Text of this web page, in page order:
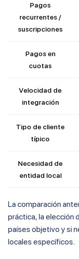
Pagos
recurrentes /
suscripciones
Pagos en
cuotas
Velocidad de
integración
Tipo de cliente
típico
Necesidad de
entidad local
La comparación
práctica, la elección
países objetivo y si
locales específicos.